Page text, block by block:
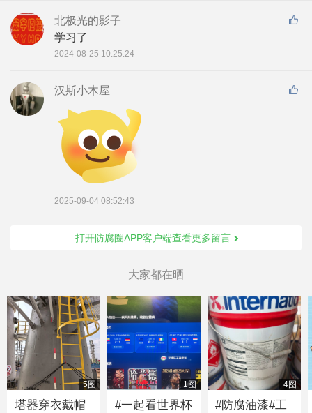
北极光的影子
学习了
2024-08-25 10:25:24
汉斯小木屋
2025-09-04 08:52:43
打开防腐圈APP客户端查看更多留言
大家都在晒
5图
塔器穿衣戴帽
1图
#一起看世界杯
4图
#防腐油漆#工